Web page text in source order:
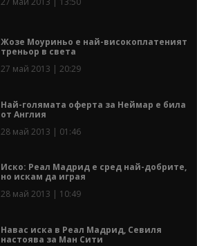
Жозе Моуриньо е най-високоплатеният
треньор в света
27 май 2013 | 20:29
Най-голямата оферта за Неймар е била
от Англия
28 май 2013 | 01:46
Иско: Реал Мадрид е сред най-добрите,
но искам да играя
28 май 2013 | 10:49
Навас иска в Реал Мадрид, Севиля
настоява за Ман Сити